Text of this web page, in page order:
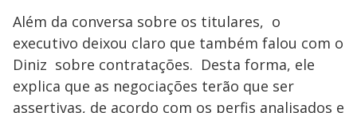
Além da conversa sobre os titulares, o
executivo deixou claro que também falou com o
Diniz sobre contratações. Desta forma, ele
explica que as negociações terão que ser
assertivas, de acordo com os perfis analisados e